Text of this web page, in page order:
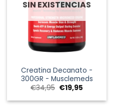
SIN EXISTENCIAS
Creatina Decanato -
300GR - Musclemeds
€34,95 El
precio
original
€19,95
actual